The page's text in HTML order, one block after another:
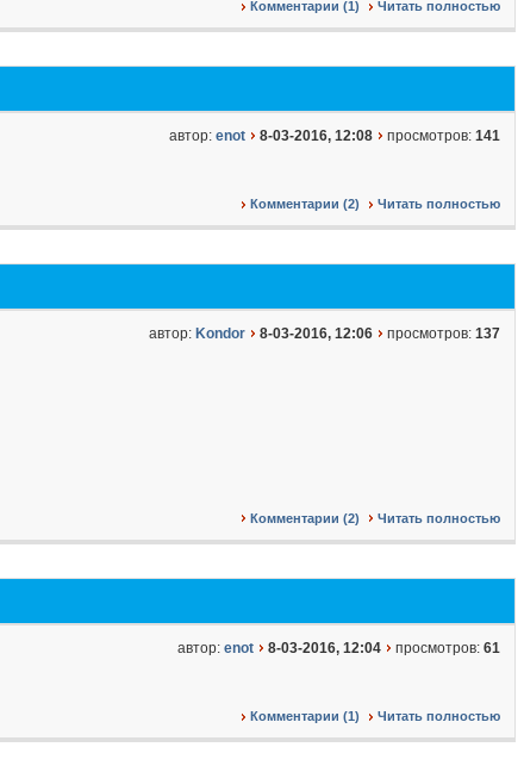
Комментарии (1) Читать полностью
автор: enot 8-03-2016, 12:08 просмотров: 141
Комментарии (2) Читать полностью
автор: Kondor 8-03-2016, 12:06 просмотров: 137
Комментарии (2) Читать полностью
автор: enot 8-03-2016, 12:04 просмотров: 61
Комментарии (1) Читать полностью